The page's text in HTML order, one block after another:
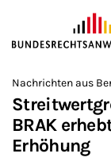
ZUM
Sie befinden sich
>
Startseite
>
Nachrichten aus
BRAK
Erhöhung